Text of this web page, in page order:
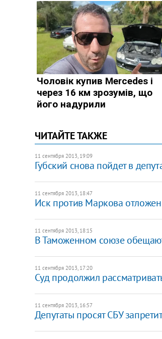
ЧИТАЙТЕ ТАКЖЕ
11 сентября 2013, 19:09
Губский снова пойдет в
11 сентября 2013, 18:47
Иск против Маркова
11 сентября 2013, 18:15
В Таможенном союзе
11 сентября 2013, 17:20
Суд продолжил
11 сентября 2013, 16:57
Депутаты просят СБУ